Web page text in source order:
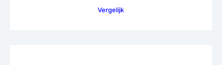
Vergelijk